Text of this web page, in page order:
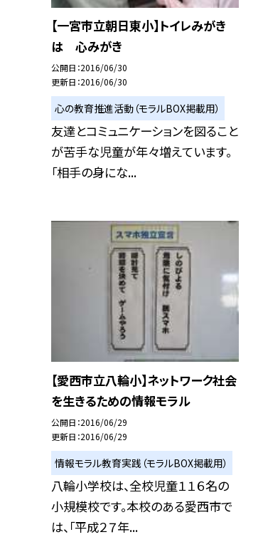
【一宮市立朝日東小】トイレみがき
は 心みがき
公開日 2016/06/30
更新日 2016/06/30
心の教育推進活動（モラルBOX掲載用）
友達とコミュニケーションを図ること
が苦手な児童が年々増えています。
「相手の身にな...
【愛西市立八輪小】ネットワーク社会
を生きるための情報モラル
公開日 2016/06/29
更新日 2016/06/29
情報モラル教育実践（モラルBOX掲載用）
八輪小学校は、全校児童１１６名の
小規模校です。本校のある愛西市で
は、「平成２７年...